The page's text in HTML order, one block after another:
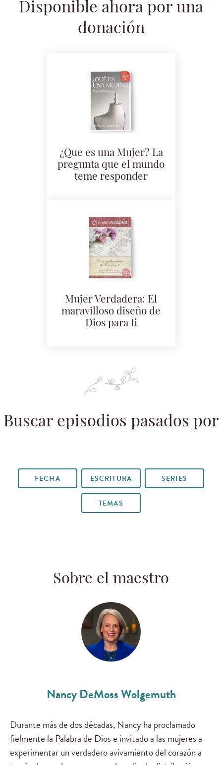
Disponible ahora por una
donación
¿Que es una Mujer? La
pregunta que el mundo
teme responder
Mujer Verdadera: El
maravilloso diseño de
Dios para ti
Buscar episodios pasados por
FECHA ESCRITURA SERIES
TEMAS
Sobre el maestro
Nancy DeMoss Wolgemuth
Durante más de dos décadas, Nancy ha proclamado
fielmente la Palabra de Dios e invitado a las mujeres a
experimentar un verdadero avivamiento del corazón a